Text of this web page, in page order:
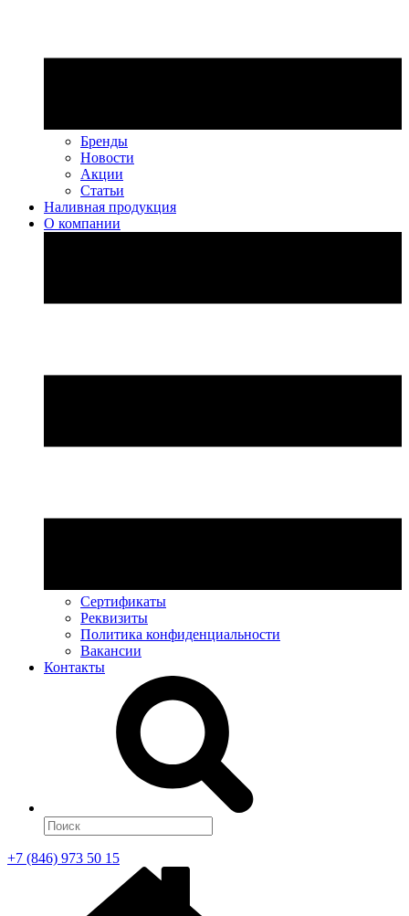
Бренды
Новости
Акции
Статьи
Наливная продукция
О компании
Сертификаты
Реквизиты
Политика конфиденциальности
Вакансии
Контакты
+7 (846) 973 50 15